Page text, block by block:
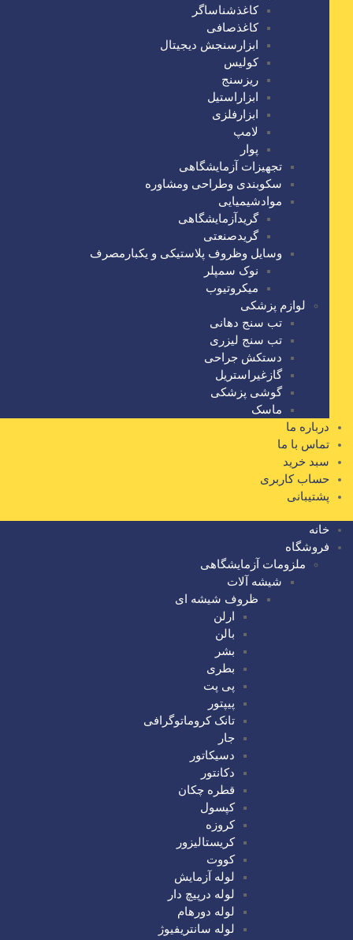
کاغذشناساگر
کاغذصافی
ابزارسنجش دیجیتال
کولیس
ریزسنج
ابزاراستیل
ابزارفلزی
لامپ
پوار
تجهیزات آزمایشگاهی
سکوبندی وطراحی ومشاوره
موادشیمیایی
گریدآزمایشگاهی
گریدصنعتی
وسایل وظروف پلاستیکی و یکبارمصرف
نوک سمپلر
میکروتیوب
لوازم پزشکی
تب سنج دهانی
تب سنج لیزری
دستکش جراحی
گازغیراستریل
گوشی پزشکی
ماسک
درباره ما
تماس با ما
سبد خرید
حساب کاربری
پشتیبانی
خانه
فروشگاه
ملزومات آزمایشگاهی
شیشه آلات
ظروف شیشه ای
ارلن
بالن
بشر
بطری
پی پت
پیپتور
تانک کروماتوگرافی
جار
دسیکاتور
دکانتور
قطره چکان
کپسول
کروزه
کریستالیزور
کووت
لوله آزمایش
لوله درپیچ دار
لوله دورهام
لوله سانتریفیوژ